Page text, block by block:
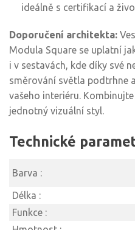
ideálně s certifikací a
Doporučení architekta:
Modula Square se uplatní
i v sestavách, kde díky své
směrování světla podtrhne
vašeho interiéru.
jednotný vizuální styl.
Technické
Barva :
Délka :
Funkce :